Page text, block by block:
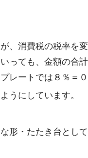
、消費税の税率を
っても、金額の合
レートでは８％＝
うにしています。
形・たたき台とし